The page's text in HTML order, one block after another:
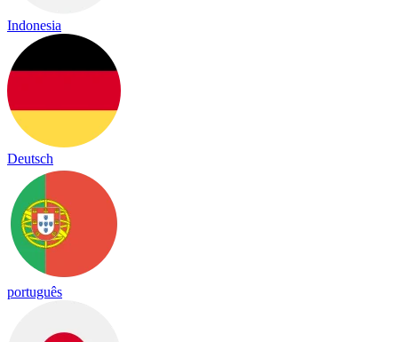
Indonesia
Deutsch
português